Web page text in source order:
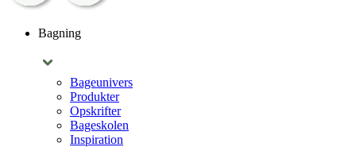
Bagning
Bageunivers
Produkter
Opskrifter
Bageskolen
Inspiration